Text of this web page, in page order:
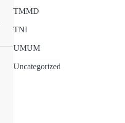
TMMD
TNI
UMUM
Uncategorized